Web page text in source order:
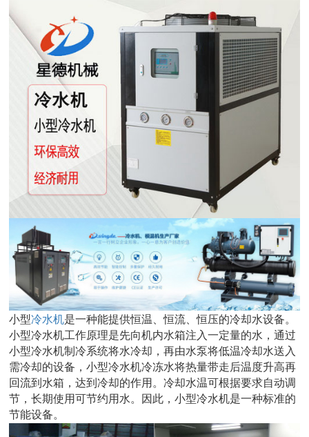
小型冷水机是一种能提供恒温、恒流、恒压的冷却水设备。
小型冷水机工作原理是先向机内水箱注入一定量的水，通过
小型冷水机制冷系统将水冷却，再由水泵将低温冷却水送入
需冷却的设备，小型冷水机冷冻水将热量带走后温度升高再
回流到水箱，达到冷却的作用。冷却水温可根据要求自动调
节，长期使用可节约用水。因此，小型冷水机是一种标准的
节能设备。